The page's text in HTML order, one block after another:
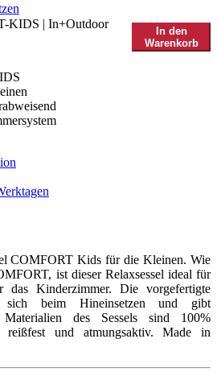
KIDS | In+Outdoor
In den
Warenkorb
COMFORT Kids für die Kleinen. Wie
ist dieser Relaxsessel ideal für
das Kinderzimmer. Die vorgefertigte
sich beim Hineinsetzen und gibt
des Sessels sind 100%
reißfest und atmungsaktiv. Made in